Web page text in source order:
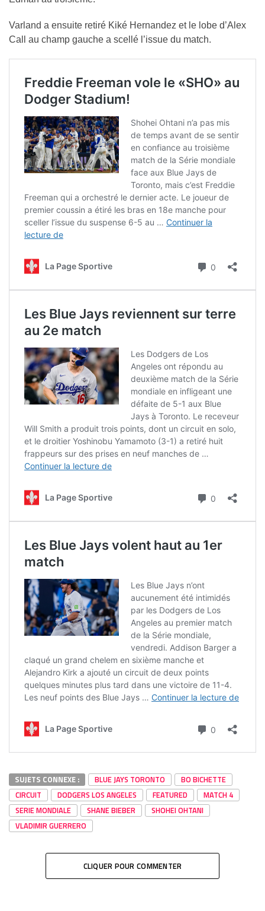
Varland a ensuite retiré Kiké Hernandez et le lobe d’Alex
Call au champ gauche a scellé l’issue du match.
SUJETS CONNEXE : BLUE JAYS TORONTO
BO BICHETTE
CIRCUIT
DODGERS LOS ANGELES FEATURED
MATCH 4
SERIE MONDIALE
SHANE BIEBER
SHOHEI OHTANI
VLADIMIR GUERRERO
CLIQUER POUR COMMENTER